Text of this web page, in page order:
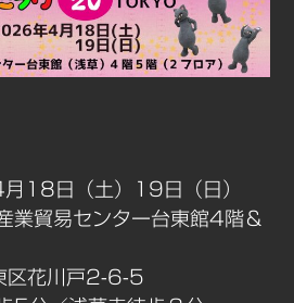
月18日（土）19日（日）
業貿易センター台東館4階＆
花川戸2-6-5